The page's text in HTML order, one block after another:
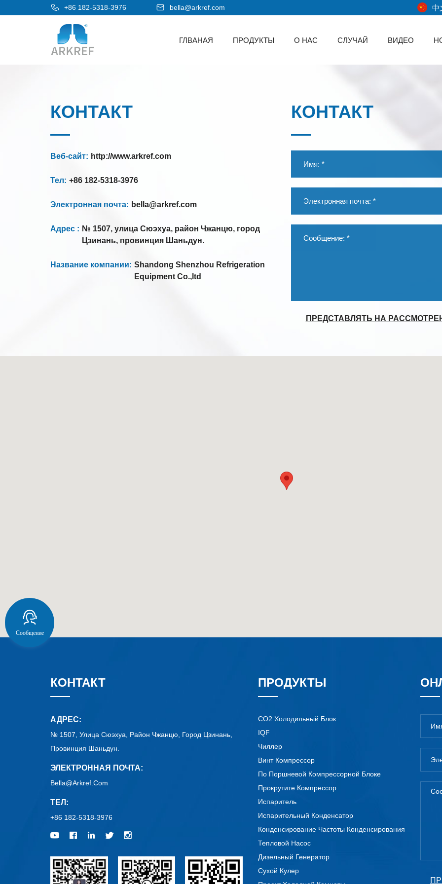
+86 182-5318-3976 bella@arkref.com 中
ГЛВАНАЯ ПРОДУКТЫ О НАС СЛУЧАЙ ВИДЕО
КОНТАКТ
Веб-сайт: http://www.arkref.com
Тел: +86 182-5318-3976
Электронная почта: bella@arkref.com
Адрес : № 1507, улица Сюэхуа, район Чжанцю, город
Цзинань, провинция Шаньдун.
Название компании: Shandong Shenzhou Refrigeration
Equipment Co.,ltd
КОНТАКТ
ПРЕДСТАВЛЯТЬ НА
Сообщение
КОНТАКТ
АДРЕС:
№ 1507, Улица Сюэхуа, Район Чжанцю, Город Цзинань,
Провинция Шаньдун.
ЭЛЕКТРОННАЯ ПОЧТА:
Bella@arkref.com
ТЕЛ:
+86 182-5318-3976
ПРОДУКТЫ
CO2 Холодильный Блок
IQF
Чиллер
Винт Компрессор
По Поршневой Компрессорной Блоке
Прокрутите Компрессор
Испаритель
Испарительный Конденсатор
Конденсирование Частоты Конденсирования
Тепловой Насос
Дизельный Генератор
Сухой Кулер